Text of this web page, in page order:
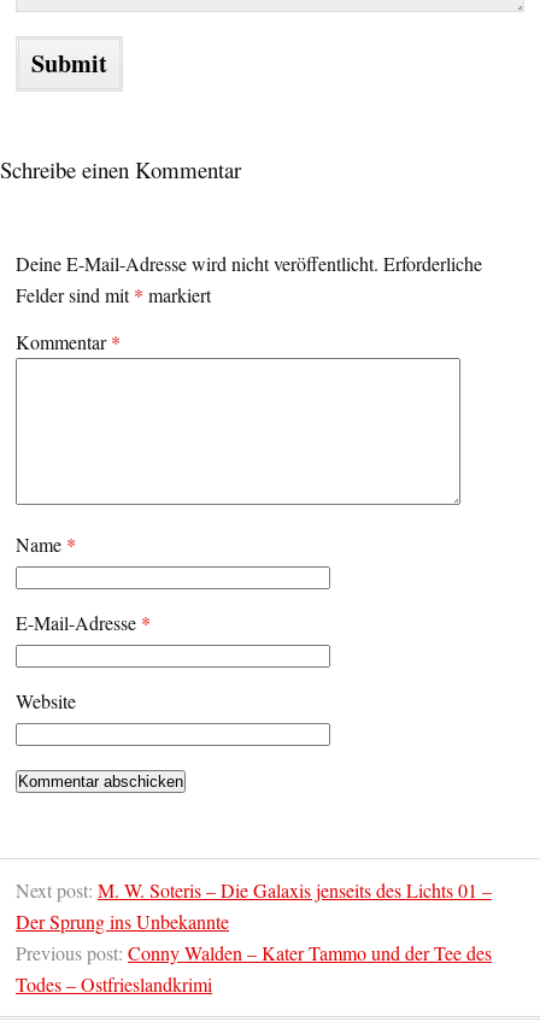
Schreibe einen Kommentar
Deine E-Mail-Adresse wird nicht veröffentlicht. Erforderliche
Felder sind mit* markiert
Kommentar*
Name *
E-Mail-Adresse *
Website
Next post: M. W. Soteris – Die Galaxis jenseits des Lichts 01 –
Der Sprung ins Unbekannte
Previous post: Conny Walden – Kater Tammo und der Tee des
Todes – Ostfrieslandkrimi